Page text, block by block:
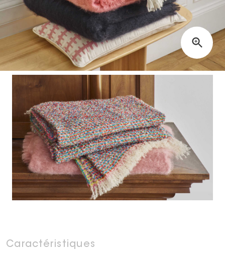
Caractéristiques